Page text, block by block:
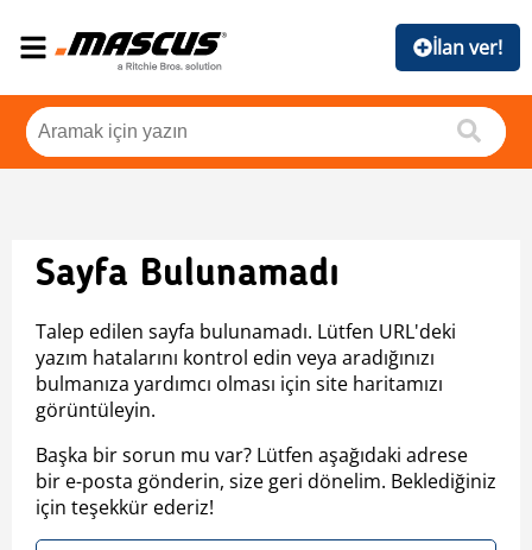
İlan ver!
Sayfa Bulunamadı
Talep edilen sayfa bulunamadı. Lütfen URL'deki
yazım hatalarını kontrol edin veya aradığınızı
bulmanıza yardımcı olması için site haritamızı
görüntüleyin.
Başka bir sorun mu var? Lütfen aşağıdaki adrese
bir e-posta gönderin, size geri dönelim. Beklediğiniz
için teşekkür ederiz!